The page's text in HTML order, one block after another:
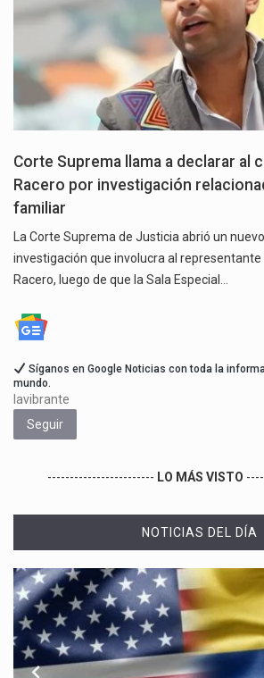
Corte Suprema llama a declarar al
Racero por investigación
familiar
La Corte Suprema de Justicia abrió un
investigación que involucra al representante
Racero, luego de que la Sala Especial…
Síganos en Google Noticias con toda la
mundo.
lavibrante
Seguir
------------------------ LO MÁS VISTO
NOTICIAS DEL DÍA